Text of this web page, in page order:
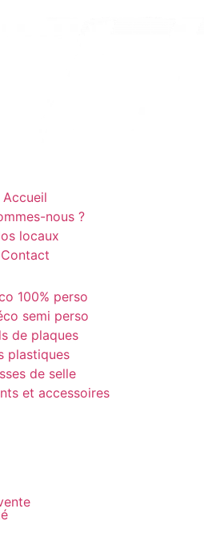
Accueil
nous ?
locaux
Contact
100% perso
semi perso
de plaques
plastiques
de selle
et accessoires